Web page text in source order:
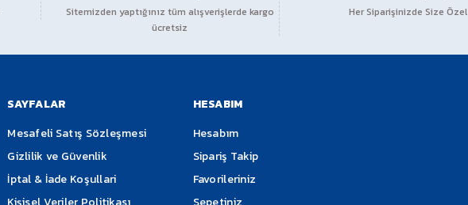
Sitemizden yaptığınız tüm alışverişlerde kargo
ücretsiz
Her Siparişinizde Size Özel
SAYFALAR
Mesafeli Satış Sözleşmesi
Gizlilik ve Güvenlik
İptal & İade Koşullari
HESABIM
Hesabım
Sipariş Takip
Favorileriniz